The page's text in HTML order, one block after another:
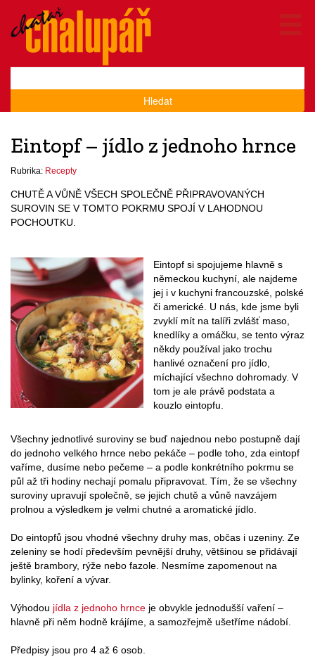
Hledat
Eintopf – jídlo z jednoho hrnce
Rubrika: Recepty
CHUTĚ A VŮNĚ VŠECH SPOLEČNĚ PŘIPRAVOVANÝCH
SUROVIN SE V TOMTO POKRMU SPOJÍ V LAHODNOU
POCHOUTKU.
Eintopf si spojujeme hlavně s
německou kuchyní, ale najdeme
jej i v kuchyni francouzské, polské
či americké. U nás, kde jsme byli
zvyklí mít na talíři zvlášť maso,
knedlíky a omáčku, se tento výraz
někdy používal jako trochu
hanlivé označení pro jídlo,
míchající všechno dohromady. V
tom je ale právě podstata a
kouzlo eintopfu.
Všechny jednotlivé suroviny se buď najednou nebo postupně dají
do jednoho velkého hrnce nebo pekáče – podle toho, zda eintopf
vaříme, dusíme nebo pečeme – a podle konkrétního pokrmu se
půl až tři hodiny nechají pomalu připravovat. Tím, že se všechny
suroviny upravují společně, se jejich chutě a vůně navzájem
prolnou a výsledkem je velmi chutné a aromatické jídlo.
Do eintopfů jsou vhodné všechny druhy mas, občas i uzeniny. Ze
zeleniny se hodí především pevnější druhy, většinou se přidávají
ještě brambory, rýže nebo fazole. Nesmíme zapomenout na
bylinky, koření a vývar.
Výhodou jídla z jednoho hrnce je obvykle jednodušší vaření –
hlavně při něm hodně krájíme, a samozřejmě ušetříme nádobí.
Předpisy jsou pro 4 až 6 osob.